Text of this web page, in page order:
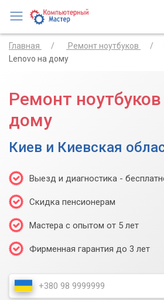
Главная Ремонт ноутбуков
Lenovo на дому
Ремонт
дому
Киев и Киевская
Выезд и диагностика -
Скидка пенсионерам
Мастера с опытом от 5 лет
Фирменная гарантия до 3 лет